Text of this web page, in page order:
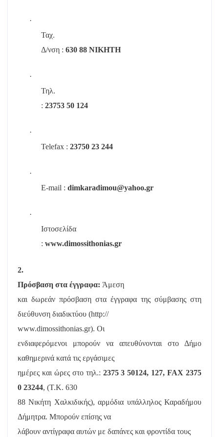
·
Ταχ.
Δ/νση : 630 88 ΝΙΚΗΤΗ
·
Τηλ.
: 23753 50 124
·
Telefax : 23750 23 244
·
E-mail : dimkaradimou@yahoo.gr
·
Ιστοσελίδα
: www.dimossithonias.gr
2.
Πρόσβαση στα έγγραφα: Άμεση
και δωρεάν πρόσβαση στα έγγραφα της σύμβασης στη
διεύθυνση διαδικτύου (http://
www.dimossithonias.gr). Οι
ενδιαφερόμενοι μπορούν να απευθύνονται στο Δήμο
καθημερινά κατά τις εργάσιμες
ημέρες και ώρες στο τηλ.: 2375 3 50124, 127, FAX 2375
0 23244, (Τ.Κ. 630
88 Νικήτη Χαλκιδικής), αρμόδια υπάλληλος Καραδήμου
Δήμητρα. Μπορούν επίσης να
λάβουν αντίγραφα αυτών με δαπάνες και φροντίδα τους